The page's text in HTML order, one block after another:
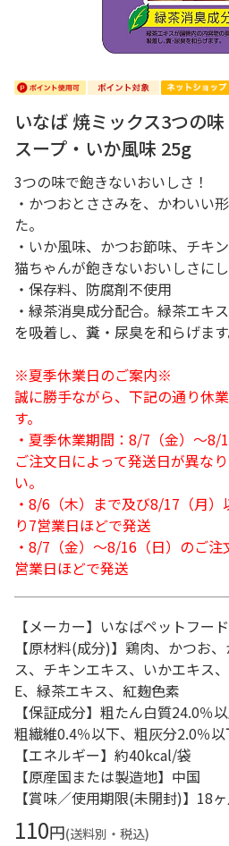
いなば 焼ミックス3つの
スープ・いか風味 25g
3つの味で飽きないおいしさ！
・かつおとささみを、かわいい
た。
・いか風味、かつお節味、チキ
猫ちゃんが飽きないおいしさにし
・保存料、防腐剤不使用
・緑茶消臭成分配合。緑茶エキ
を吸着し、糞・尿臭を和らげます
※夏季休業日のご案内※
誠に勝手ながら、下記の通り休
す。
・夏季休業期間：8/7（金）～8/
ご注文日によって発送日が異な
い。
・8/6（木）まで及び8/17（月
り7営業日ほどで発送
・8/7（金）～8/16（日）のご
営業日ほどで発送
【メーカー】いなばペットフード
【原材料(成分)】鶏肉、かつお
ス、チキンエキス、いかエキス
E、緑茶エキス、紅麹色素
【保証成分】粗たん白質24.0％
粗繊維0.4％以下、粗灰分2.0％
【エネルギー】約40kcal/袋
【原産国または製造地】中国
【賞味／使用期限(未開封)】18
110円(送料別・税込)